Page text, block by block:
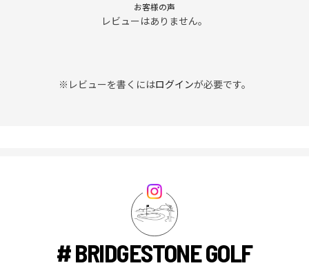
お客様の声
レビューはありません。
※レビューを書くにはログインが必要です。
# BRIDGESTONE GOLF